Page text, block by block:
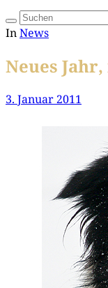
InNews
Neues
3. Januar 2011